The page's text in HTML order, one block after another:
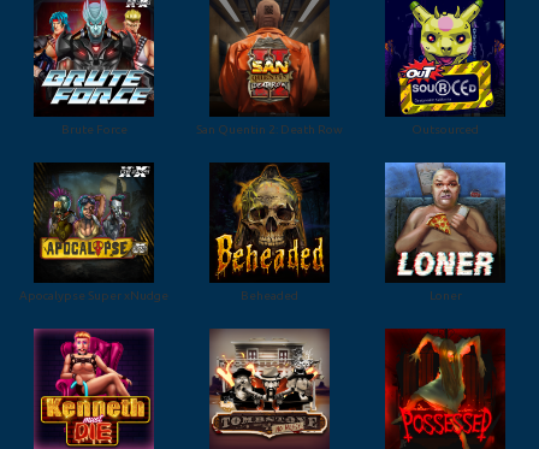
Brute Force San Quentin 2: Death Row Outsourced
Apocalypse Super xNudge Beheaded Loner